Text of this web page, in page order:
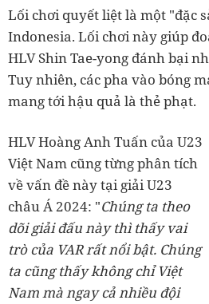
Lối chơi quyết liệt là một "đặc
Indonesia. Lối chơi này giúp
HLV Shin Tae-yong đánh bại
Tuy nhiên, các pha vào bóng
mang tới hậu quả là thẻ phạt.
HLV Hoàng Anh Tuấn của U23
Việt Nam cũng từng phân tích
về vấn đề này tại giải U23
châu Á 2024: "Chúng ta theo
dõi giải đấu này thì thấy vai
trò của VAR rất nổi bật. Chúng
ta cũng thấy không chỉ Việt
Nam mà ngay cả nhiều đội